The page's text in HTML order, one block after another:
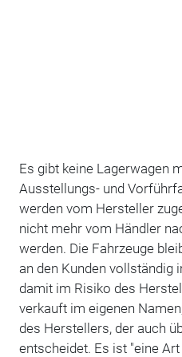
Es gibt keine Lagerwagen
Ausstellungs- und
werden vom Hersteller
nicht mehr vom Händler
werden. Die Fahrzeuge
an den Kunden vollständig
damit im Risiko des
verkauft im eigenen
des Herstellers, der auch
entscheidet. Es ist "eine